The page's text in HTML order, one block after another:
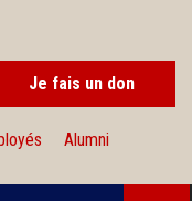
Je fais un don
Alumni